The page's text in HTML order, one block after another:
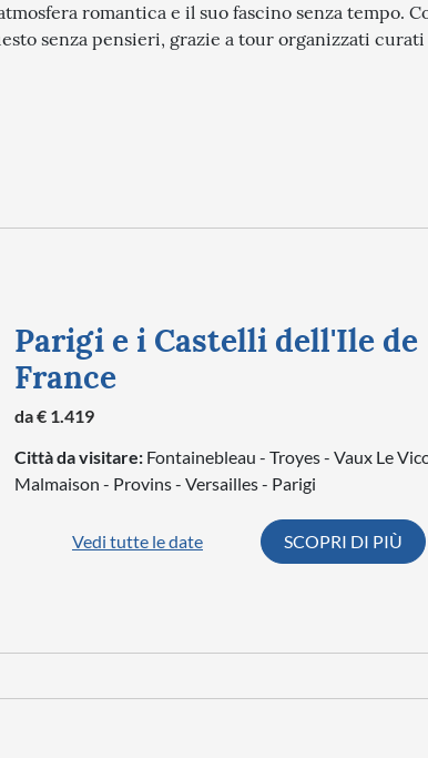
romantica e il suo fascino senza tempo.
senza pensieri, grazie a tour organizzati
Parigi e i Castelli dell'Ile de
France
da € 1.419
Città da visitare: Fontainebleau - Troyes - Vaux Le
Malmaison - Provins - Versailles - Parigi
Vedi tutte le date SCOPRI DI PIÙ